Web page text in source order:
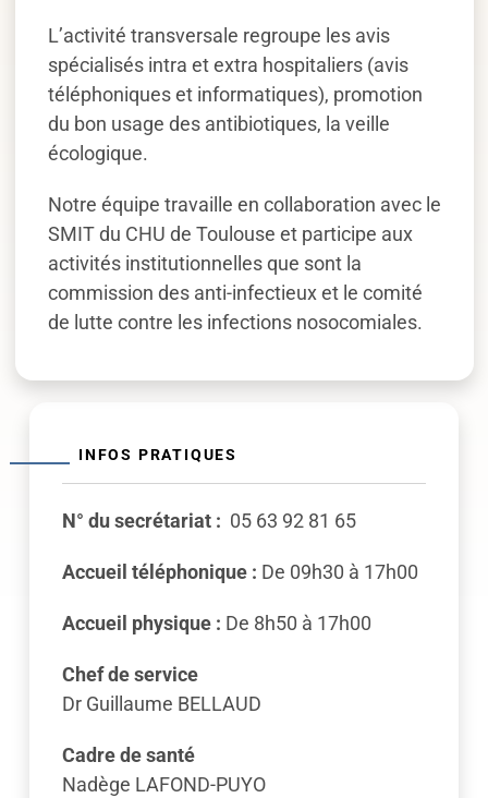
L’activité transversale regroupe les avis
spécialisés intra et extra hospitaliers (avis
téléphoniques et informatiques), promotion
du bon usage des antibiotiques, la veille
écologique.
Notre équipe travaille en collaboration avec le
SMIT du CHU de Toulouse et participe aux
activités institutionnelles que sont la
commission des anti-infectieux et le comité
de lutte contre les infections nosocomiales.
INFOS PRATIQUES
N° du secrétariat : 05 63 92 81 65
Accueil téléphonique : De 09h30 à 17h00
Accueil physique : De 8h50 à 17h00
Chef de service
Dr Guillaume BELLAUD
Cadre de santé
Nadège LAFOND-PUYO